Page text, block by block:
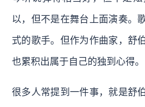
以，但不是在舞台上面演奏。
式的歌手。但作为作曲家，舒
也累积出属于自己的独到心得。
很多人常提到一件事，就是舒